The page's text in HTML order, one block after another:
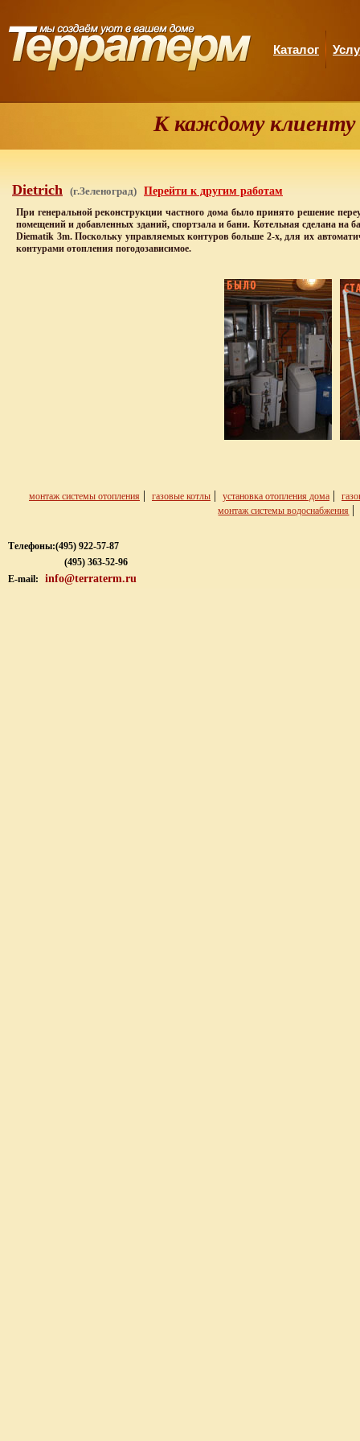
Каталог
К каждому клиенту
Dietrich (г.Зеленоград) Перейти к другим работам
При генеральной реконструкции частного дома было принято решение
помещений и добавленных зданий, спортзала и бани. Котельная сделана на
Diematik 3m. Поскольку управляемых контуров больше 2-х, для их
контурами отопления погодозависимое.
монтаж системы отопления | газовые котлы | установка отопления дома |
монтаж системы водоснабжения
Телефоны:(495) 922-57-87
(495) 363-52-96
E-mail:
info@terraterm.ru